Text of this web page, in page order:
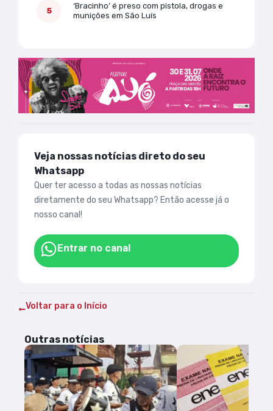
‘Bracinho’ é preso com pistola, drogas e
munições em São Luís
Veja nossas notícias direto do seu
Whatsapp
Quer ter acesso a todas as nossas notícias
diretamente do seu Whatsapp? Então acesse já o
nosso canal!
Entrar no canal
Voltar para o Início
Outras notícias